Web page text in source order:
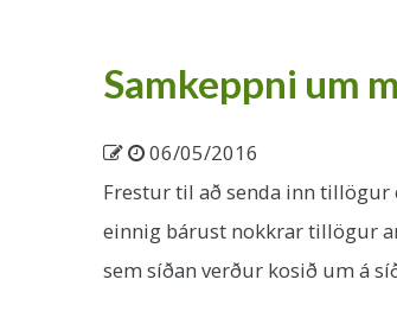
Samkeppni um
06/05/2016
Frestur til að senda inn
einnig bárust nokkrar tillögur
sem síðan verður kosið um á